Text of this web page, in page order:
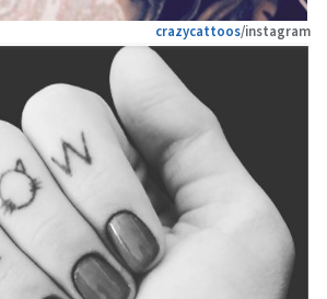
crazycattoos/instagram